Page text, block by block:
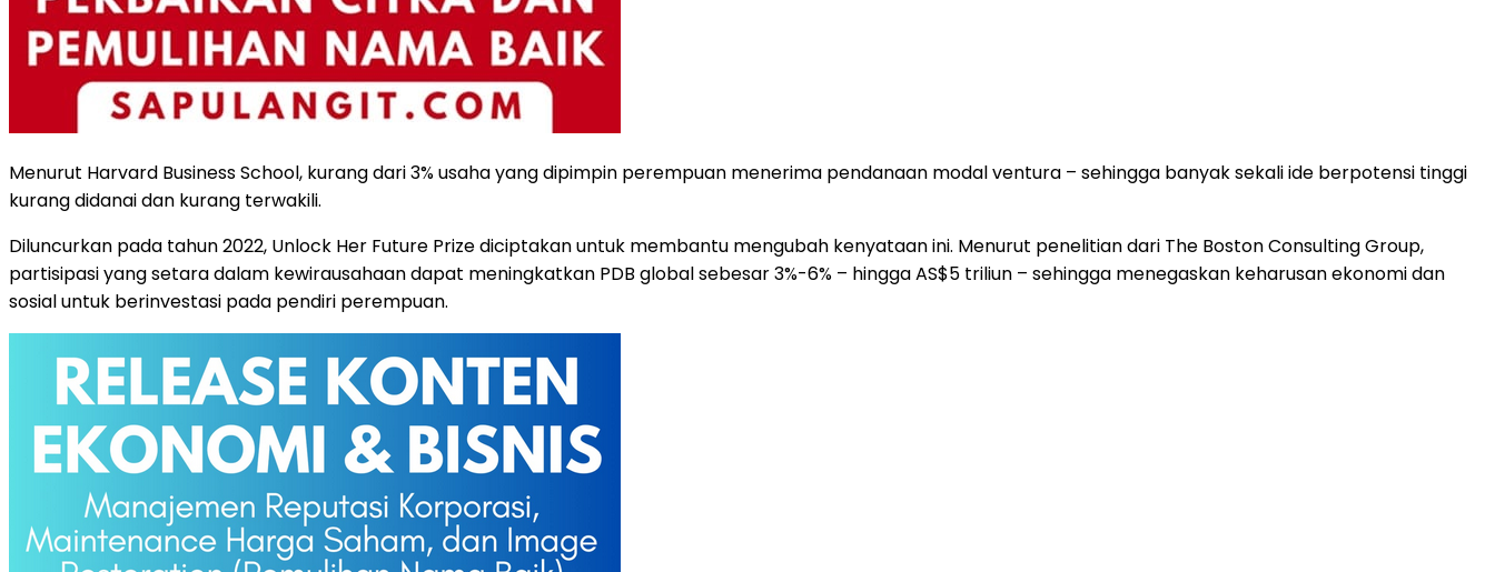
Menurut Harvard Business School, kurang dari 3% usaha yang dipimpin perempuan menerima pendanaan modal ventura – sehingga banyak sekali ide berpotensi tinggi
kurang didanai dan kurang terwakili.
Diluncurkan pada tahun 2022, Unlock Her Future Prize diciptakan untuk membantu mengubah kenyataan ini. Menurut penelitian dari The Boston Consulting Group,
partisipasi yang setara dalam kewirausahaan dapat meningkatkan PDB global sebesar 3%-6% – hingga AS$5 triliun – sehingga menegaskan keharusan ekonomi dan
sosial untuk berinvestasi pada pendiri perempuan.